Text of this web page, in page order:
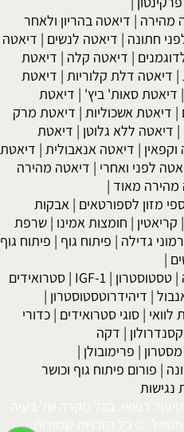
מהירה | דיאטה בהריון ולאחר
חתונה | דיאטה לנשים | דיאטה
| דיאטה קלה | דיאטת
| דיאטה דלת קלוריות | דיאטת
| דיאטת סאות' ביץ' | דיאטת
| דיאטת אשכוליות | דיאטת מרק
| דיאטה ללא גלוטן | דיאטת
| דיאטה אנאבולית | דיאטת
לפני ואחרי | דיאטה מהירה
מהירה מאוד |
מזון לספורטאים | אבקות
| קריאטין | חומצות אמינו |שרפת
גדילה | פיתוח גוף | פיתוח גוף
|
|טסטוסטרון |
IGF-1
|סטרואידים
| דיהידרוטסטוסטרון |
לוואי | סוגי סטרואידים | כדורי
| דקה
מסטרון | פרימובולן |
| פורום פיתוח גוף וכושר
רפואי. בכל מקרה של בעיה
© כל הזכויות שמורות.